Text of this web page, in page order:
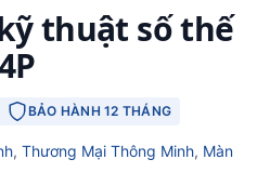
thuật số thế
BẢO HÀNH 12 THÁNG
, Thương Mại Thông Minh, Màn